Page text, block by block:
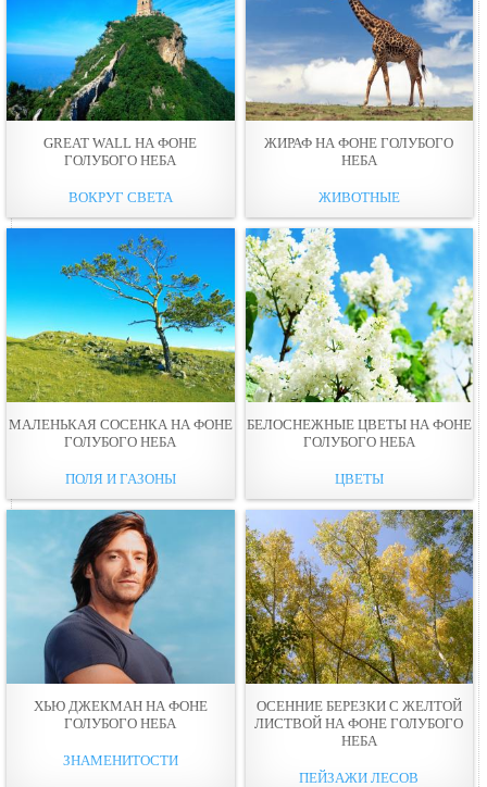
GREAT WALL НА ФОНЕ
ГОЛУБОГО НЕБА
ВОКРУГ СВЕТА
ЖИРАФ НА ФОНЕ ГОЛУБОГО
НЕБА
ЖИВОТНЫЕ
МАЛЕНЬКАЯ СОСЕНКА НА ФОНЕ
ГОЛУБОГО НЕБА
ПОЛЯ И ГАЗОНЫ
БЕЛОСНЕЖНЫЕ ЦВЕТЫ НА ФОНЕ
ГОЛУБОГО НЕБА
ЦВЕТЫ
ХЬЮ ДЖЕКМАН НА ФОНЕ
ГОЛУБОГО НЕБА
ЗНАМЕНИТОСТИ
ОСЕННИЕ БЕРЕЗКИ С ЖЕЛТОЙ
ЛИСТВОЙ НА ФОНЕ ГОЛУБОГО
НЕБА
ПЕЙЗАЖИ ЛЕСОВ